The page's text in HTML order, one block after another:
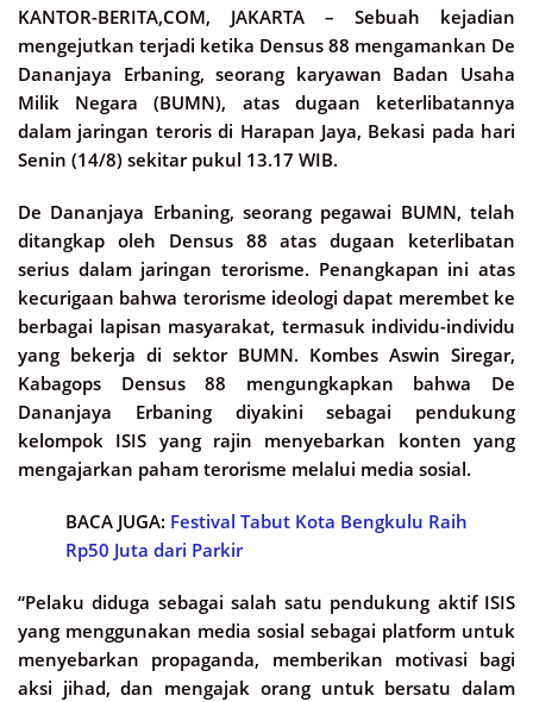
KANTOR-BERITA,COM, JAKARTA – Sebuah kejadian
mengejutkan terjadi ketika Densus 88 mengamankan De
Dananjaya Erbaning, seorang karyawan Badan Usaha
Milik Negara (BUMN), atas dugaan keterlibatannya
dalam jaringan teroris di Harapan Jaya, Bekasi pada hari
Senin (14/8) sekitar pukul 13.17 WIB.
De Dananjaya Erbaning, seorang pegawai BUMN, telah
ditangkap oleh Densus 88 atas dugaan keterlibatan
serius dalam jaringan terorisme. Penangkapan ini atas
kecurigaan bahwa terorisme ideologi dapat merembet ke
berbagai lapisan masyarakat, termasuk individu-individu
yang bekerja di sektor BUMN. Kombes Aswin Siregar,
Kabagops Densus 88 mengungkapkan bahwa De
Dananjaya Erbaning diyakini sebagai pendukung
kelompok ISIS yang rajin menyebarkan konten yang
mengajarkan paham terorisme melalui media sosial.
BACA JUGA: Festival Tabut Kota Bengkulu Raih
Rp50 Juta dari Parkir
“Pelaku diduga sebagai salah satu pendukung aktif ISIS
yang menggunakan media sosial sebagai platform untuk
menyebarkan propaganda, memberikan motivasi bagi
aksi jihad, dan mengajak orang untuk bersatu dalam